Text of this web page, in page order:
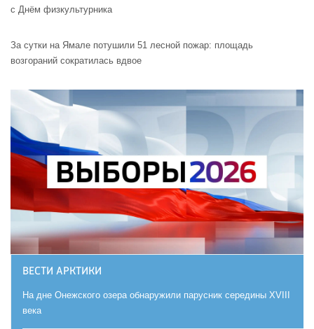
с Днём физкультурника
За сутки на Ямале потушили 51 лесной пожар: площадь
возгораний сократилась вдвое
ВЕСТИ АРКТИКИ
На дне Онежского озера обнаружили парусник середины XVIII
века